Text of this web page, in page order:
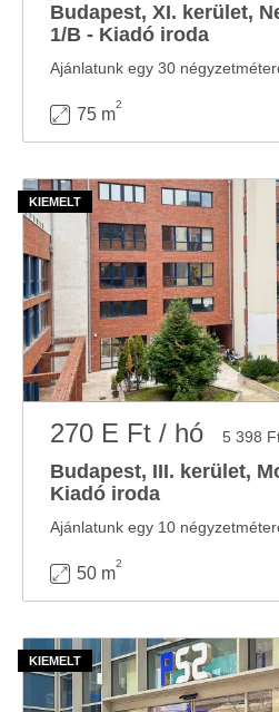
Budapest, XI. kerület,
1/B - Kiadó iroda
75 m
2
270 E Ft / hó 5 398
Budapest, III. kerület,
Kiadó iroda
50 m
2